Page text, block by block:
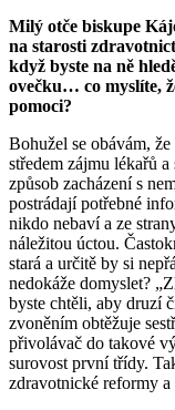
Milý otče biskupe
na starosti
když byste na ně
ovečku… co myslíte,
pomoci?
Bohužel se obávám,
středem zájmu lékařů a
způsob zacházení s
postrádají potřebné
nikdo nebaví a ze
náležitou úctou.
stará a určitě by si
nedokáže domyslet?
byste chtěli, aby druzí
zvoněním obtěžuje
přivolávač do takové
surovost první třídy.
zdravotnické reformy